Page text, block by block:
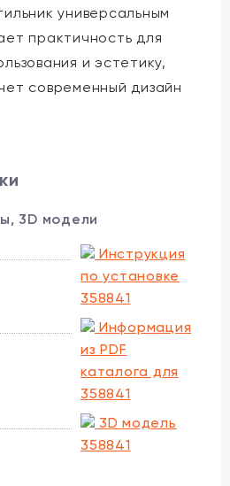
универсальным
практичность для
и эстетику,
современный дизайн
3D модели
Инструкция
по установке
358841
Информация
из PDF
каталога для
358841
3D модель
358841